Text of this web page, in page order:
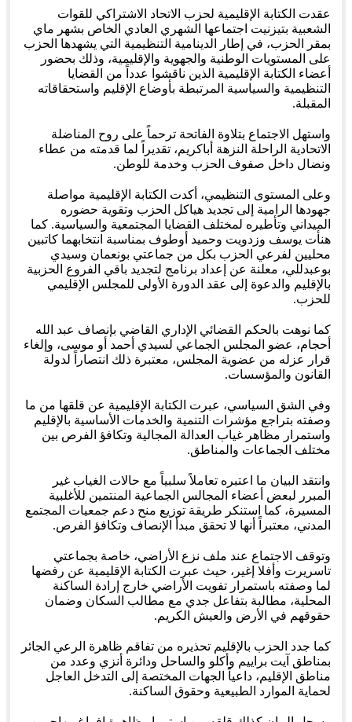
عقدت الكتابة الإقليمية لحزب الاتحاد الاشتراكي للقوات
الشعبية بتيزنيت اجتماعها الشهري العادي الخاص بشهر ماي
بمقر الحزب، في إطار الدينامية التنظيمية التي يشهدها الحزب
على المستويات الوطنية والجهوية والإقليمية، وذلك بحضور
أعضاء الكتابة الإقليمية الذين ناقشوا عدداً من القضايا
التنظيمية والسياسية المرتبطة بأوضاع الإقليم واستحقاقاته
المقبلة.
واستهل الاجتماع بتلاوة الفاتحة ترحماً على روح المناضلة
الاتحادية الراحلة النزهة أباكريم، تقديراً لما قدمته من عطاء
ونضال داخل صفوف الحزب وخدمة للوطن.
وعلى المستوى التنظيمي، أكدت الكتابة الإقليمية مواصلة
جهودها الرامية إلى تجديد هياكل الحزب وتقوية حضوره
الميداني وتأطيره لمختلف القضايا المجتمعية والسياسية. كما
هنأت يوسف وزدويت وحميد أوطوف بمناسبة انتخابهما كاتبين
محليين لفرعي الحزب بكل من جماعتي بونعمان وسيدي
بوعبدللي، معلنة عن إعداد برنامج لتجديد باقي الفروع الحزبية
بالإقليم والدعوة إلى عقد الدورة الأولى للمجلس الإقليمي
للحزب.
كما نوهت بالحكم القضائي الإداري القاضي بإنصاف عبد الله
أحجام، عضو المجلس الجماعي لسيدي أحمد أو موسى، وإلغاء
قرار عزله من عضوية المجلس، معتبرة ذلك انتصاراً لدولة
القانون والمؤسسات.
وفي الشق السياسي، عبرت الكتابة الإقليمية عن قلقها من ما
وصفته بتراجع مؤشرات التنمية والخدمات الأساسية بالإقليم
واستمرار مظاهر غياب العدالة المجالية وتكافؤ الفرص بين
مختلف الجماعات والمناطق.
وانتقد البيان ما اعتبره تعاملاً سلبياً مع حالات الغياب غير
المبرر لبعض أعضاء المجالس الجماعية المنتمين للأغلبية
المسيرة، كما استنكر طريقة توزيع منح دعم جمعيات المجتمع
المدني، معتبراً أنها لا تحقق مبدأ الإنصاف وتكافؤ الفرص.
وتوقف الاجتماع عند ملف نزع الأراضي، خاصة بجماعتي
تاسريرت وأفلا إغير، حيث عبرت الكتابة الإقليمية عن رفضها
لما وصفته باستمرار تفويت الأراضي خارج إرادة الساكنة
المحلية، مطالبة بتفاعل جدي مع مطالب السكان وضمان
حقوقهم في الأرض والعيش الكريم.
كما جدد الحزب بالإقليم تحذيره من تفاقم ظاهرة الرعي الجائر
بمناطق آيت براييم وأكلو والساحل ودائرة أنزي وعدد من
مناطق الإقليم، داعياً الجهات المختصة إلى التدخل العاجل
لحماية الموارد الطبيعية وحقوق الساكنة.